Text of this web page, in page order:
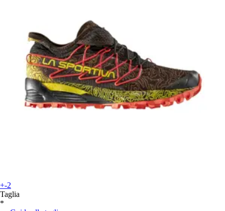
+-2
Taglia
*